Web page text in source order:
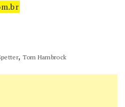
,Tom Hambrock